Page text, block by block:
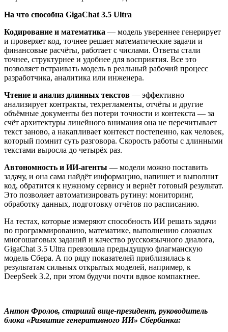
На что способна GigaChat 3.5 Ultra
Кодирование и математика — модель увереннее генерирует
и проверяет код, точнее решает математические задачи и
финансовые расчёты, работает с числами. Ответы стали
точнее, структурнее и удобнее для восприятия. Все это
позволяет встраивать модель в реальный рабочий процесс
разработчика, аналитика или инженера.
Чтение и анализ длинных текстов — эффективно
анализирует контракты, техрегламенты, отчёты и другие
объёмные документы без потери точности и контекста — за
счёт архитектуры линейного внимания она не перечитывает
текст заново, а накапливает контекст постепенно, как человек,
который помнит суть разговора. Скорость работы с длинными
текстами выросла до четырёх раз.
Автономность и ИИ-агенты — модели можно поставить
задачу, и она сама найдёт информацию, напишет и выполнит
код, обратится к нужному сервису и вернёт готовый результат.
Это позволяет автоматизировать рутину: мониторинг,
обработку данных, подготовку отчётов по расписанию.
На тестах, которые измеряют способность ИИ решать задачи
по программированию, математике, выполнению сложных
многошаговых заданий и качество русскоязычного диалога,
GigaChat 3.5 Ultra превзошла предыдущую флагманскую
модель Сбера. А по ряду показателей приблизилась к
результатам сильных открытых моделей, например, к
DeepSeek 3.2, при этом будучи почти вдвое компактнее.
Антон Фролов, старший вице-президент, руководитель
блока «Развитие генеративного ИИ» Сбербанка: